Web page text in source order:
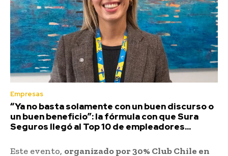
Empresas
“Ya no basta solamente con un buen discurso o
un buen beneficio”: la fórmula con que Sura
Seguros llegó al Top 10 de empleadores...
Este evento, organizado por 30% Club Chile en